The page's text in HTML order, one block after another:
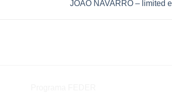
JOÃO NAVARRO – limited